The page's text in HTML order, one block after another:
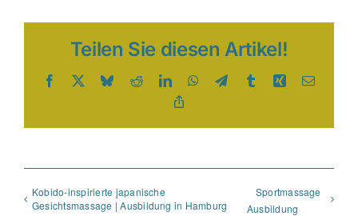
Teilen Sie diesen Artikel!
Facebook BlueskyRedditLinkedInWhatsApp
TelegramTumblrXing E-
Kobido-inspirierte japanische
Gesichtsmassage | Ausbildung in Hamburg
Sportmassage
Ausbildung